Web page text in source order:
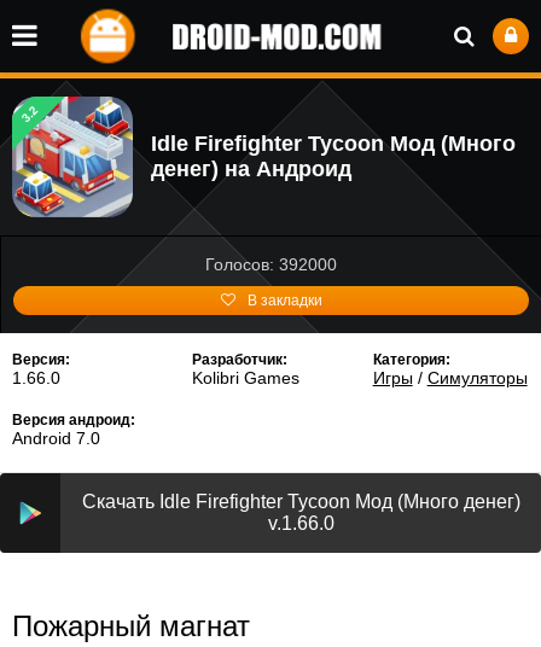
3.2
Idle Firefighter Tycoon Мод (Много
денег) на Андроид
Голосов: 392000
В закладки
Версия:
1.66.0
Разработчик:
Kolibri Games
Категория:
Игры/ Симуляторы
Версия андроид:
Android 7.0
Скачать Idle Firefighter Tycoon Мод (Много денег)
v.1.66.0
Пожарный магнат